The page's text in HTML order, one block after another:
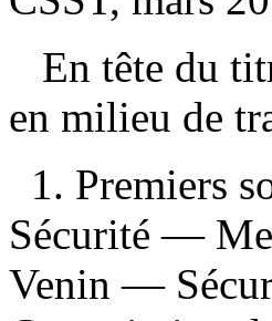
En tête du
en milieu de
1. Premiers
Sécurité —
Venin —